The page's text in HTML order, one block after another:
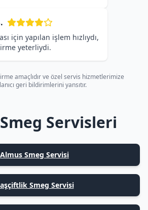
için yapılan işlem hızlıydı,
yeterliydi.
amaçlıdır ve özel servis hizmetlerimize
geri bildirimlerini yansıtır.
Servisleri
Almus Smeg Servisi
Smeg Servisi